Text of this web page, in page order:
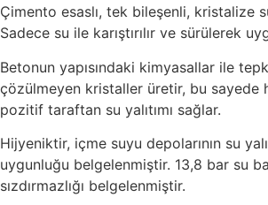
Çimento esaslı, tek bileşenli, kristalize su
Sadece su ile karıştırılır ve sürülerek
Betonun yapısındaki kimyasallar ile
çözülmeyen kristaller üretir, bu sayede
pozitif taraftan su yalıtımı sağlar.
Hijyeniktir, içme suyu depolarının su
uygunluğu belgelenmiştir. 13,8 bar su
sızdırmazlığı belgelenmiştir.